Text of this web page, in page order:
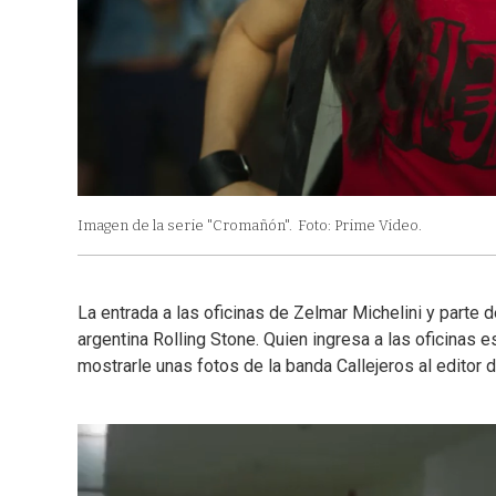
Imagen de la serie "Cromañón". Foto: Prime Video.
La entrada a las oficinas de Zelmar Michelini y
argentina Rolling Stone. Quien ingresa a las oficinas
mostrarle unas fotos de la banda Callejeros al editor